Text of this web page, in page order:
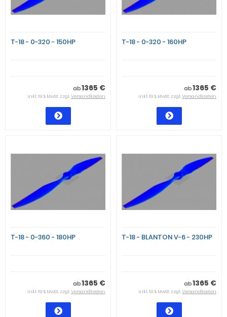
T-18 - 0-320 - 150HP
ab1365 €
inkl. 19 % MwSt. zzgl.Versandkosten
T-18 - 0-320 - 160HP
ab1365 €
inkl. 19 % MwSt. zzgl.Versandkosten
T-18 - 0-360 - 180HP
ab1365 €
inkl. 19 % MwSt. zzgl.Versandkosten
T-18 - BLANTON V-6 - 230HP
ab1365 €
inkl. 19 % MwSt. zzgl.Versandkosten